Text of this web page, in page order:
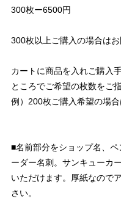
300枚ー6500円
300枚以上ご購入の場合はお
カートに商品を入れご購入
ところでご希望の枚数をご
例）200枚ご購入希望の場
■名前部分をショップ名、
ーダー名刺。サンキューカ
いただけます。厚紙なので
さい。